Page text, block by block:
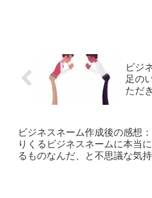
普段
で検
ジネ
てい
の名
っく
めま
ます
ビジ
足の
ただ
ビジネスネーム作成後の感想：
りくるビジネスネームに本当
るものなんだ、と不思議な気